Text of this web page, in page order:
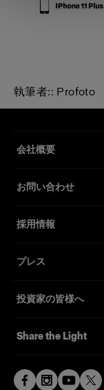
執筆者:: Profoto
会社概要
お問い合わせ
採用情報
プレス
投資家の皆様へ
Share the Light